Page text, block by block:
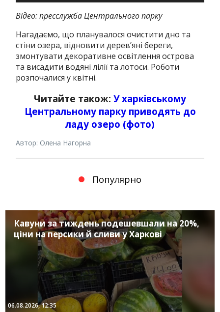
Відео: пресслужба Центрального парку
Нагадаємо, що планувалося очистити дно та
стіни озера, відновити дерев’яні береги,
змонтувати декоративне освітлення острова
та висадити водяні лілії та лотоси. Роботи
розпочалися у квітні.
Читайте також: У харківському
Центральному парку приводять до
ладу озеро (фото)
Автор: Олена Нагорна
Популярно
Кавуни за тиждень подешевшали на 20%,
ціни на персики й сливи у Харкові
06.08.2026, 12:35